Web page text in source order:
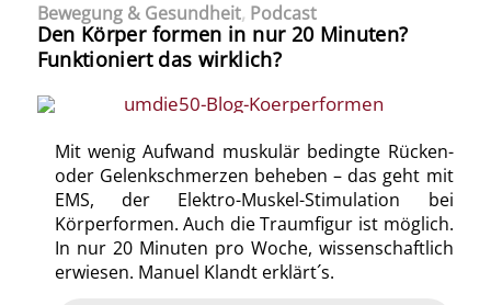
Bewegung & Gesundheit, Podcast
Den Körper formen in nur 20 Minuten?
Funktioniert das wirklich?
Mit wenig Aufwand muskulär bedingte Rücken-
oder Gelenkschmerzen beheben – das geht mit
EMS, der Elektro-Muskel-Stimulation bei
Körperformen. Auch die Traumfigur ist möglich.
In nur 20 Minuten pro Woche, wissenschaftlich
erwiesen. Manuel Klandt erklärt´s.